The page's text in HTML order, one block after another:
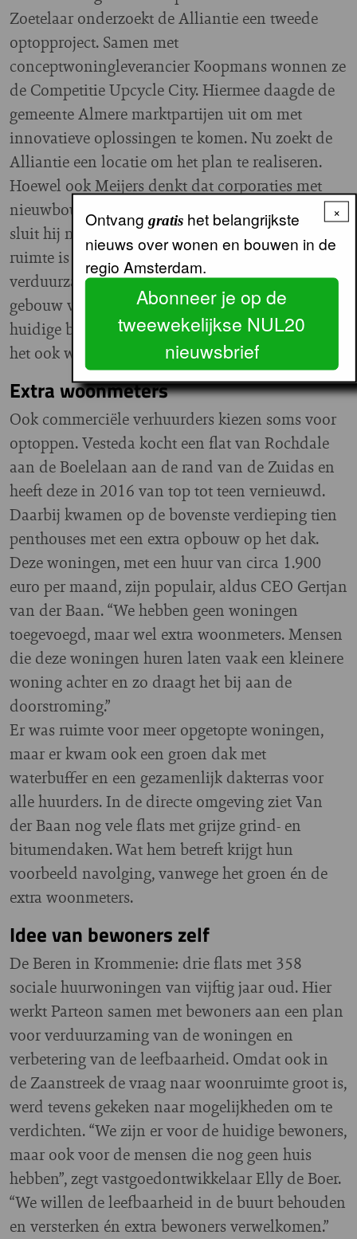
Zoetelaar onderzoekt de Alliantie een tweede
optopproject. Samen met
conceptwoningleverancier Koopmans wonnen ze
de Competitie Upcycle City. Hiermee daagde de
gemeente Almere marktpartijen uit om met
innovatieve oplossingen te komen. Nu zoekt de
Alliantie een locatie om het plan te realiseren.
Hoewel ook Meijers denkt dat corporaties met
nieuwbouw de grootste klappen kunnen maken,
sluit hij nog meer optopprojecten niet uit. “De
ruimte is schaars en in combinatie met
verduurzaming kun je de kwaliteit van een heel
gebouw vergroten. Wel is het belangrijk om de
huidige bewoners erbij te betrekken. Zij moeten
het ook willen.”
Extra woonmeters
Ook commerciële verhuurders kiezen soms voor
optoppen. Vesteda kocht een flat van Rochdale
aan de Boelelaan aan de rand van de Zuidas en
heeft deze in 2016 van top tot teen vernieuwd.
Daarbij kwamen op de bovenste verdieping tien
penthouses met een extra opbouw op het dak.
Deze woningen, met een huur van circa 1.900
euro per maand, zijn populair, aldus CEO Gertjan
van der Baan. “We hebben geen woningen
toegevoegd, maar wel extra woonmeters. Mensen
die deze woningen huren laten vaak een kleinere
woning achter en zo draagt het bij aan de
doorstroming.”
Er was ruimte voor meer opgetopte woningen,
maar er kwam ook een groen dak met
waterbuffer en een gezamenlijk dakterras voor
alle huurders. In de directe omgeving ziet Van
der Baan nog vele flats met grijze grind- en
bitumendaken. Wat hem betreft krijgt hun
voorbeeld navolging, vanwege het groen én de
extra woonmeters.
Idee van bewoners zelf
De Beren in Krommenie: drie flats met 358
sociale huurwoningen van vijftig jaar oud. Hier
werkt Parteon samen met bewoners aan een plan
voor verduurzaming van de woningen en
verbetering van de leefbaarheid. Omdat ook in
de Zaanstreek de vraag naar woonruimte groot is,
werd tevens gekeken naar mogelijkheden om te
verdichten. “We zijn er voor de huidige bewoners,
maar ook voor de mensen die nog geen huis
hebben”, zegt vastgoedontwikkelaar Elly de Boer.
“We willen de leefbaarheid in de buurt behouden
en versterken én extra bewoners verwelkomen.”
×
Ontvang gratishet belangrijkste
nieuws over wonen en bouwen in de
regio Amsterdam.
Abonneer je op de
tweewekelijkse NUL20
nieuwsbrief